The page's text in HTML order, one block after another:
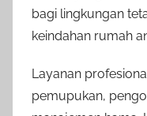
bagi lingkungan
keindahan rumah
Layanan
pemupukan,